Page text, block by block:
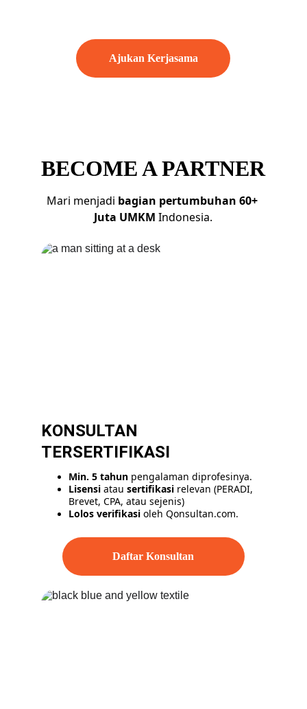
Ajukan Kerjasama
BECOME A PARTNER
Mari menjadi bagian pertumbuhan 60+
Juta UMKM Indonesia.
KONSULTAN
TERSERTIFIKASI
Min. 5 tahun pengalaman diprofesinya.
Lisensi atau sertifikasi relevan (PERADI,
Brevet, CPA, atau sejenis)
Lolos verifikasi oleh Qonsultan.com.
Daftar Konsultan